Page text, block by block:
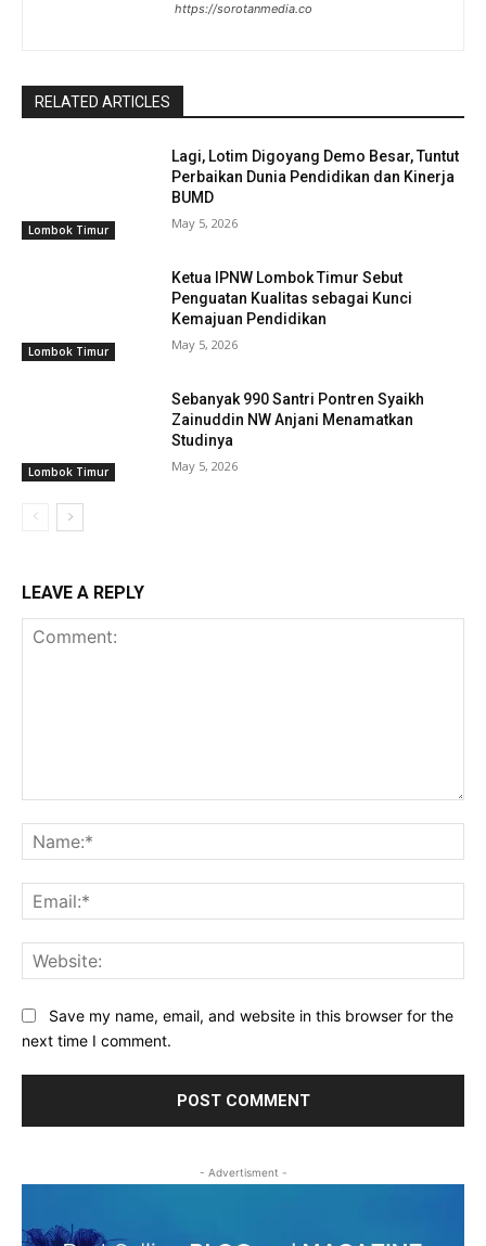
https://sorotanmedia.co
RELATED ARTICLES
Lombok Timur
Lagi, Lotim Digoyang Demo Besar, Tuntut
Perbaikan Dunia Pendidikan dan Kinerja
BUMD
May 5, 2026
Lombok Timur
Ketua IPNW Lombok Timur Sebut
Penguatan Kualitas sebagai Kunci
Kemajuan Pendidikan
May 5, 2026
Lombok Timur
Sebanyak 990 Santri Pontren Syaikh
Zainuddin NW Anjani Menamatkan
Studinya
May 5, 2026
LEAVE A REPLY
Save my name, email, and website in this browser for the
next time I comment.
- Advertisment -